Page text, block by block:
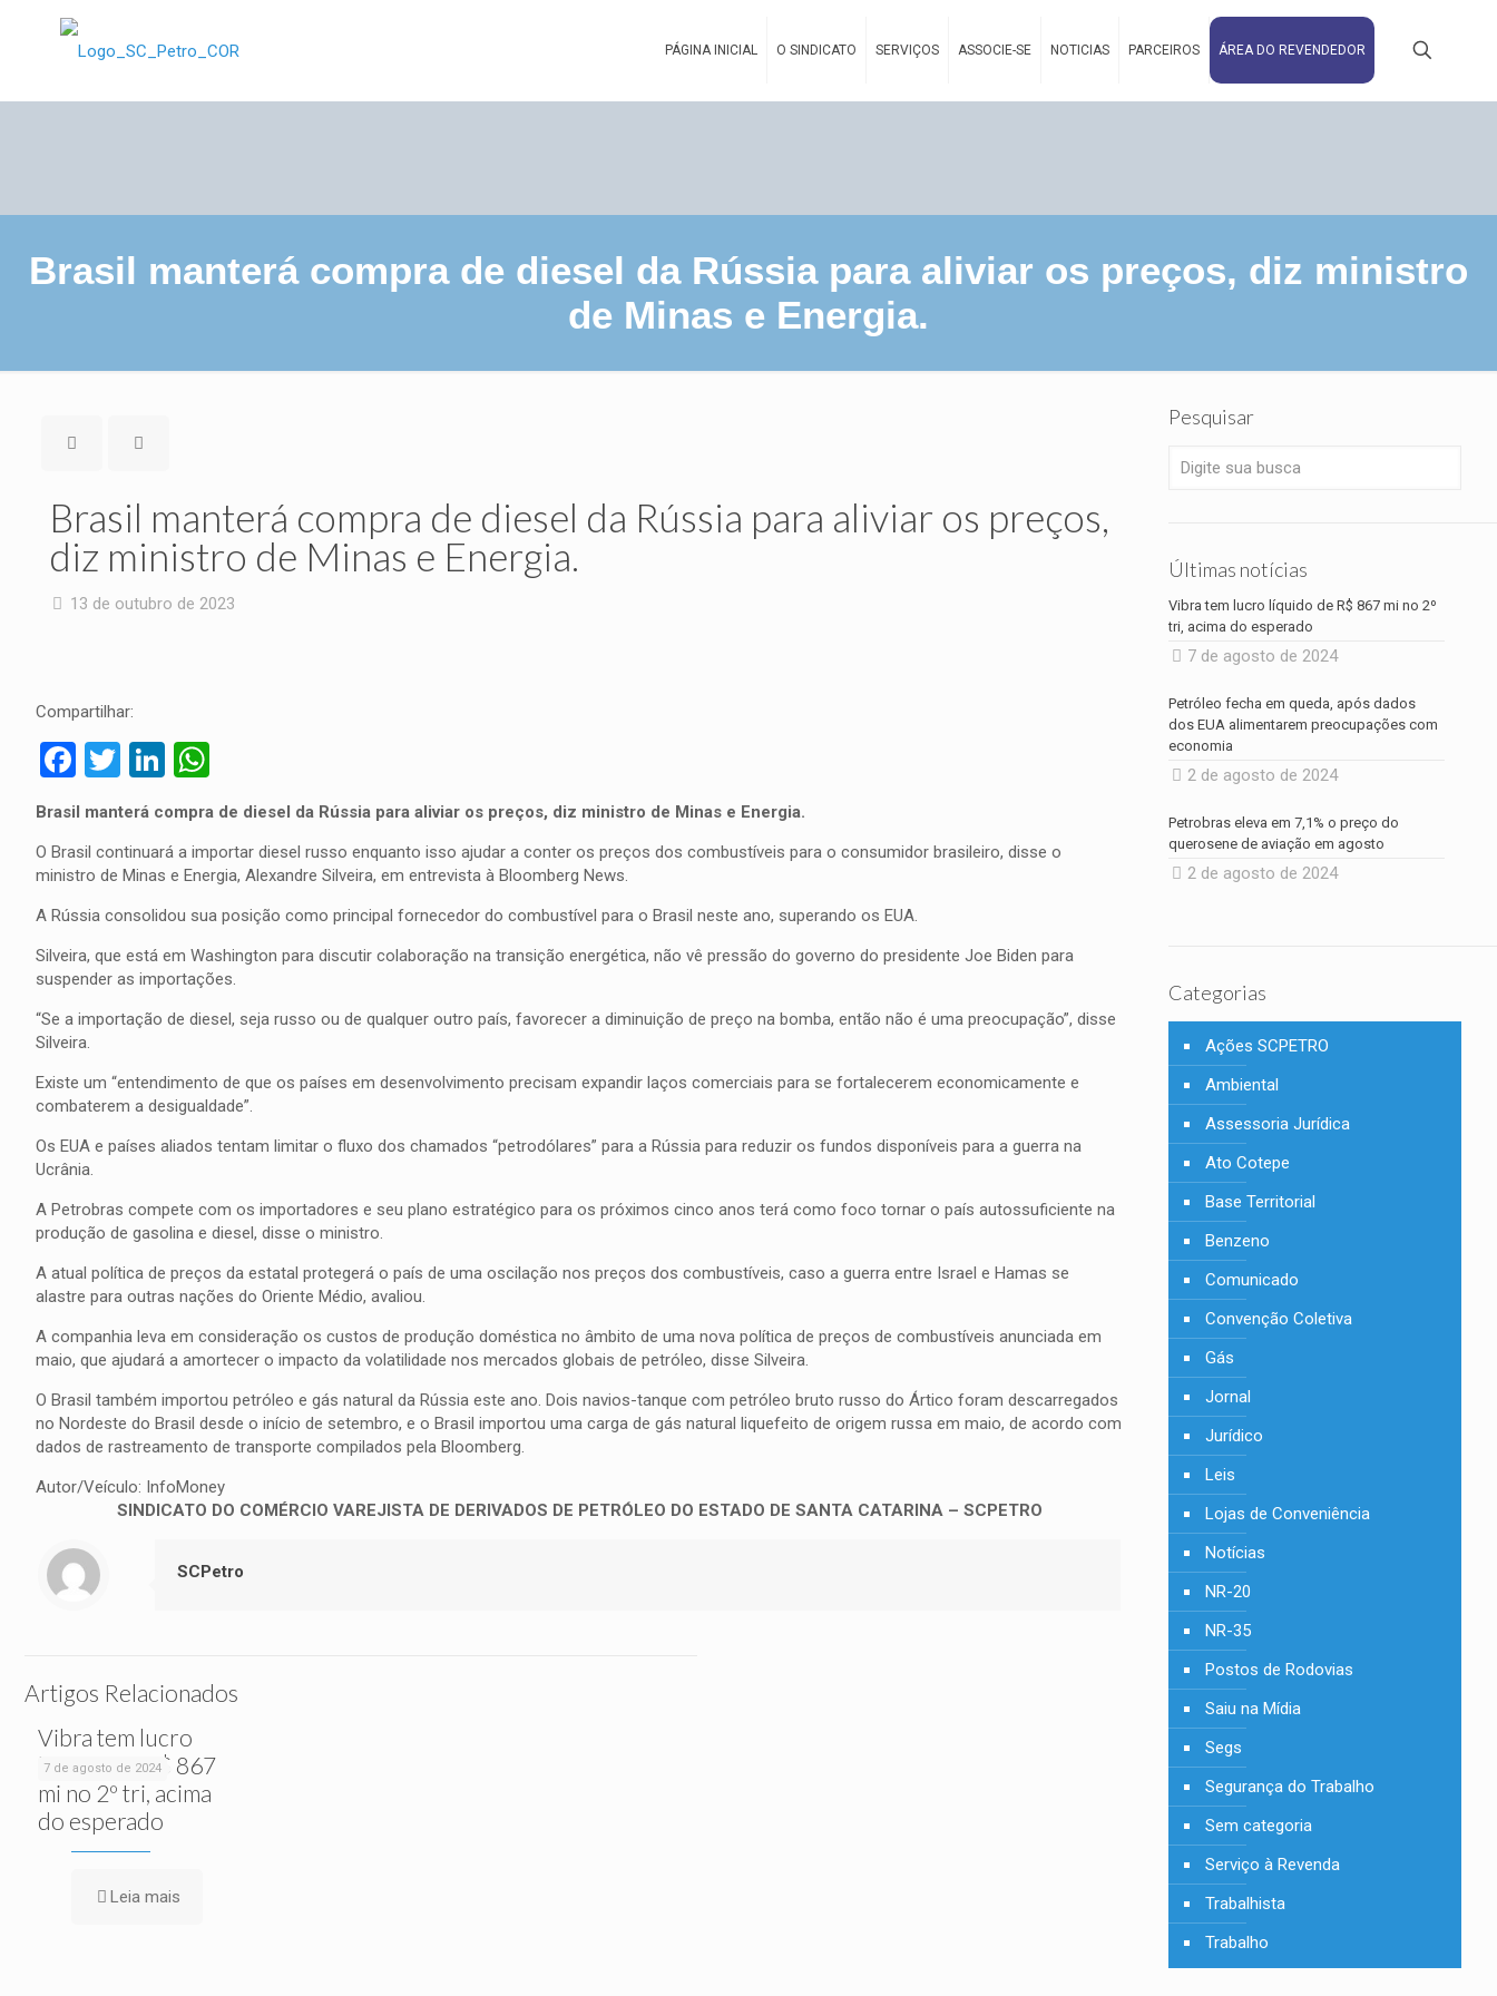
PÁGINA INICIAL O SINDICATO SERVIÇOS ASSOCIE-SE NOTICIAS PARCEIROS ÁREA DO REVENDEDOR
Brasil manterá compra de diesel da Rússia para aliviar os preços, diz ministro
de Minas e Energia.
Brasil manterá compra de diesel da Rússia para aliviar os preços,
diz ministro de Minas e Energia.
13 de outubro de 2023
Compartilhar:
Facebook
TwitterLinkedIn
WhatsApp
Brasil manterá compra de diesel da Rússia para aliviar os preços, diz ministro de Minas e Energia.
O Brasil continuará a importar diesel russo enquanto isso ajudar a conter os preços dos combustíveis para o consumidor brasileiro, disse o
ministro de Minas e Energia, Alexandre Silveira, em entrevista à Bloomberg News.
A Rússia consolidou sua posição como principal fornecedor do combustível para o Brasil neste ano, superando os EUA.
Silveira, que está em Washington para discutir colaboração na transição energética, não vê pressão do governo do presidente Joe Biden para
suspender as importações.
“Se a importação de diesel, seja russo ou de qualquer outro país, favorecer a diminuição de preço na bomba, então não é uma preocupação”, disse
Silveira.
Existe um “entendimento de que os países em desenvolvimento precisam expandir laços comerciais para se fortalecerem economicamente e
combaterem a desigualdade”.
Os EUA e países aliados tentam limitar o fluxo dos chamados “petrodólares” para a Rússia para reduzir os fundos disponíveis para a guerra na
Ucrânia.
A Petrobras compete com os importadores e seu plano estratégico para os próximos cinco anos terá como foco tornar o país autossuficiente na
produção de gasolina e diesel, disse o ministro.
A atual política de preços da estatal protegerá o país de uma oscilação nos preços dos combustíveis, caso a guerra entre Israel e Hamas se
alastre para outras nações do Oriente Médio, avaliou.
A companhia leva em consideração os custos de produção doméstica no âmbito de uma nova política de preços de combustíveis anunciada em
maio, que ajudará a amortecer o impacto da volatilidade nos mercados globais de petróleo, disse Silveira.
O Brasil também importou petróleo e gás natural da Rússia este ano. Dois navios-tanque com petróleo bruto russo do Ártico foram descarregados
no Nordeste do Brasil desde o início de setembro, e o Brasil importou uma carga de gás natural liquefeito de origem russa em maio, de acordo com
dados de rastreamento de transporte compilados pela Bloomberg.
Autor/Veículo: InfoMoney
SINDICATO DO COMÉRCIO VAREJISTA DE DERIVADOS DE PETRÓLEO DO ESTADO DE SANTA CATARINA – SCPETRO
SCPetro
Artigos Relacionados
7 de agosto de 2024
Vibra tem lucro
líquido de R$ 867
mi no 2º tri, acima
do esperado
Leia mais
Pesquisar
Últimas notícias
Vibra tem lucro líquido de R$ 867 mi no 2º
tri, acima do esperado
7 de agosto de 2024
Petróleo fecha em queda, após dados
dos EUA alimentarem preocupações com
economia
2 de agosto de 2024
Petrobras eleva em 7,1% o preço do
querosene de aviação em agosto
2 de agosto de 2024
Categorias
Ações SCPETRO
Ambiental
Assessoria Jurídica
Ato Cotepe
Base Territorial
Benzeno
Comunicado
Convenção Coletiva
Gás
Jornal
Jurídico
Leis
Lojas de Conveniência
Notícias
NR-20
NR-35
Postos de Rodovias
Saiu na Mídia
Segs
Segurança do Trabalho
Sem categoria
Serviço à Revenda
Trabalhista
Trabalho